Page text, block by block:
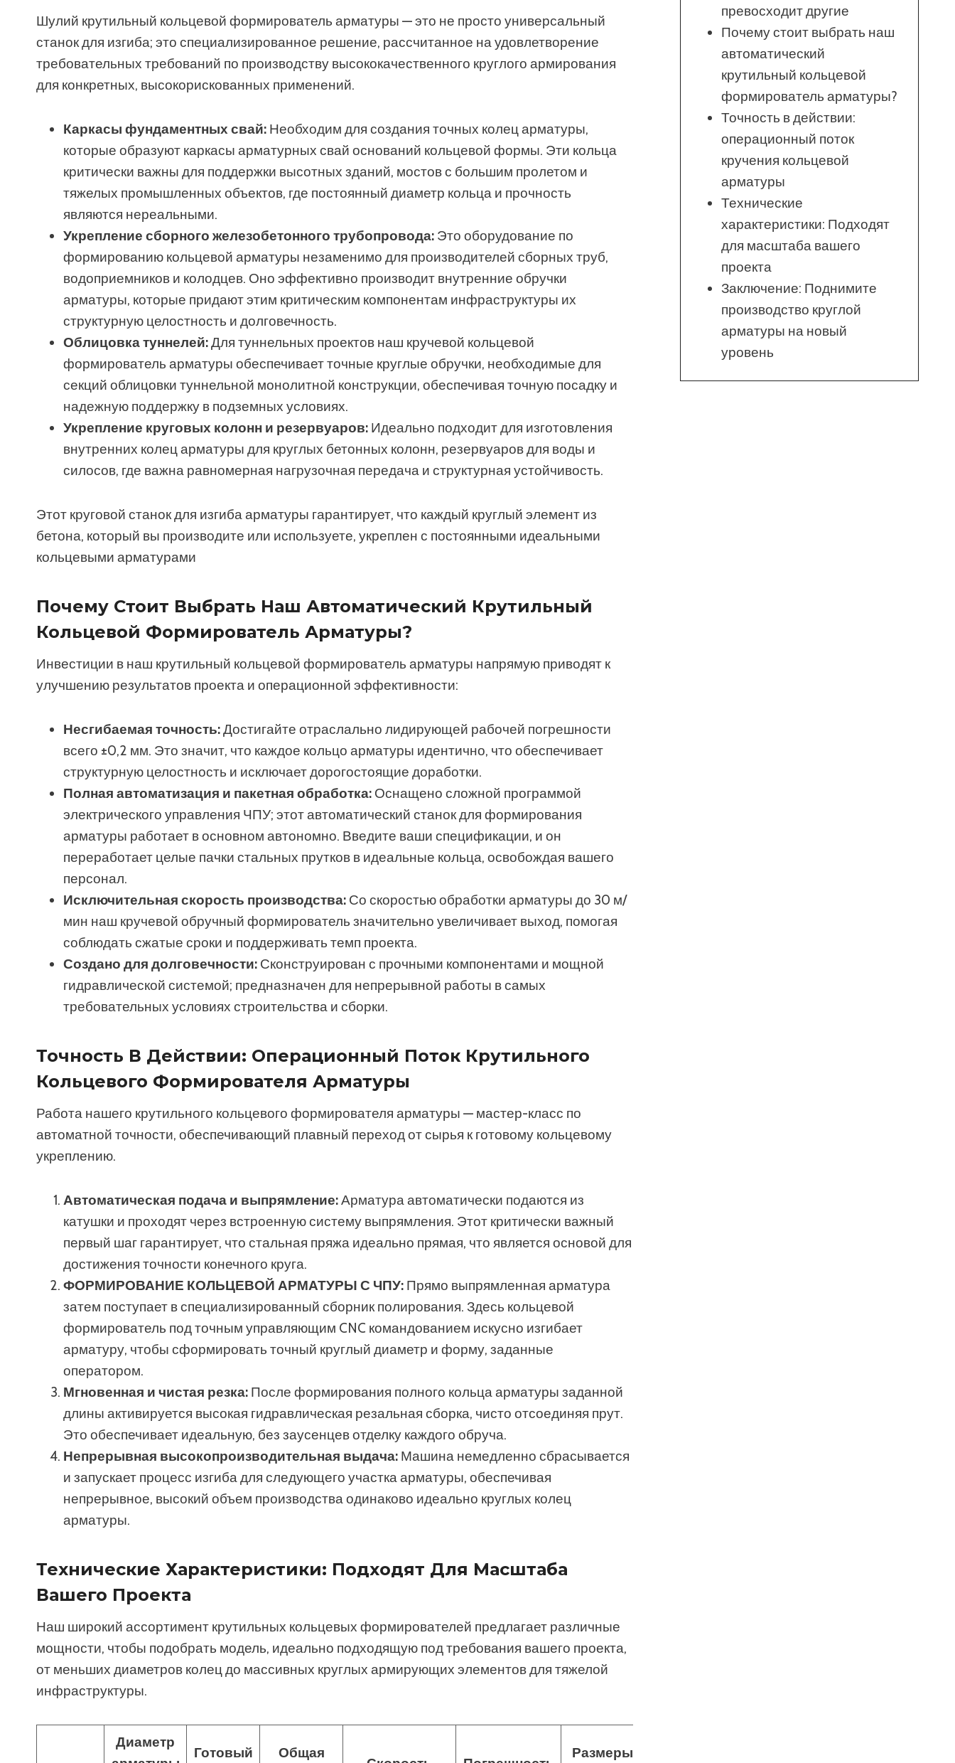
Шулий крутильный кольцевой формирователь арматуры — это не просто универсальный
станок для изгиба; это специализированное решение, рассчитанное на удовлетворение
требовательных требований по производству высококачественного круглого армирования
для конкретных, высокорискованных применений.
Каркасы фундаментных свай: Необходим для создания точных колец арматуры,
которые образуют каркасы арматурных свай оснований кольцевой формы. Эти кольца
критически важны для поддержки высотных зданий, мостов с большим пролетом и
тяжелых промышленных объектов, где постоянный диаметр кольца и прочность
являются нереальными.
Укрепление сборного железобетонного трубопровода: Это оборудование по
формированию кольцевой арматуры незаменимо для производителей сборных труб,
водоприемников и колодцев. Оно эффективно производит внутренние обручки
арматуры, которые придают этим критическим компонентам инфраструктуры их
структурную целостность и долговечность.
Облицовка туннелей:Для туннельных проектов наш кручевой кольцевой
формирователь арматуры обеспечивает точные круглые обручки, необходимые для
секций облицовки туннельной монолитной конструкции, обеспечивая точную посадку и
надежную поддержку в подземных условиях.
Укрепление круговых колонн и резервуаров: Идеально подходит для изготовления
внутренних колец арматуры для круглых бетонных колонн, резервуаров для воды и
силосов, где важна равномерная нагрузочная передача и структурная устойчивость.
Этот круговой станок для изгиба арматуры гарантирует, что каждый круглый элемент из
бетона, который вы производите или используете, укреплен с постоянными идеальными
кольцевыми арматурами
Почему Стоит Выбрать Наш Автоматический Крутильный
Кольцевой Формирователь Арматуры?
Инвестиции в наш крутильный кольцевой формирователь арматуры напрямую приводят к
улучшению результатов проекта и операционной эффективности:
Несгибаемая точность:Достигайте отраслально лидирующей рабочей погрешности
всего ±0,2 мм. Это значит, что каждое кольцо арматуры идентично, что обеспечивает
структурную целостность и исключает дорогостоящие доработки.
Полная автоматизация и пакетная обработка: Оснащено сложной программой
электрического управления ЧПУ; этот автоматический станок для формирования
арматуры работает в основном автономно. Введите ваши спецификации, и он
переработает целые пачки стальных прутков в идеальные кольца, освобождая вашего
персонал.
Исключительная скорость производства: Со скоростью обработки арматуры до 30 м/
мин наш кручевой обручный формирователь значительно увеличивает выход, помогая
соблюдать сжатые сроки и поддерживать темп проекта.
Создано для долговечности: Сконструирован с прочными компонентами и мощной
гидравлической системой; предназначен для непрерывной работы в самых
требовательных условиях строительства и сборки.
Точность В Действии: Операционный Поток Крутильного
Кольцевого Формирователя Арматуры
Работа нашего крутильного кольцевого формирователя арматуры — мастер-класс по
автоматной точности, обеспечивающий плавный переход от сырья к готовому кольцевому
укреплению.
Автоматическая подача и выпрямление:Арматура автоматически подаются из
катушки и проходят через встроенную систему выпрямления. Этот критически важный
первый шаг гарантирует, что стальная пряжа идеально прямая, что является основой для
достижения точности конечного круга.
ФОРМИРОВАНИЕ КОЛЬЦЕВОЙ АРМАТУРЫ С ЧПУ: Прямо выпрямленная арматура
затем поступает в специализированный сборник полирования. Здесь кольцевой
формирователь под точным управляющим CNC командованием искусно изгибает
арматуру, чтобы сформировать точный круглый диаметр и форму, заданные
оператором.
Мгновенная и чистая резка: После формирования полного кольца арматуры заданной
длины активируется высокая гидравлическая резальная сборка, чисто отсоединяя прут.
Это обеспечивает идеальную, без заусенцев отделку каждого обруча.
Непрерывная высокопроизводительная выдача: Машина немедленно сбрасывается
и запускает процесс изгиба для следующего участка арматуры, обеспечивая
непрерывное, высокий объем производства одинаково идеально круглых колец
арматуры.
Технические Характеристики: Подходят Для Масштаба
Вашего Проекта
Наш широкий ассортимент крутильных кольцевых формирователей предлагает различные
мощности, чтобы подобрать модель, идеально подходящую под требования вашего проекта,
от меньших диаметров колец до массивных круглых армирующих элементов для тяжелой
инфраструктуры.
Диаметр
Готовый Общая Размеры
превосходит другие
Почему стоит выбрать наш
автоматический
крутильный кольцевой
формирователь арматуры?
Точность в действии:
операционный поток
кручения кольцевой
арматуры
Технические
характеристики: Подходят
для масштаба вашего
проекта
Заключение: Поднимите
производство круглой
арматуры на новый
уровень